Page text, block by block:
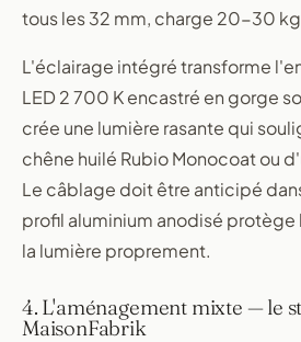
tous les 32 mm, charge 20-30
L'éclairage intégré transforme
LED 2 700 K encastré en gorge
crée une lumière rasante qui
chêne huilé Rubio Monocoat ou
Le câblage doit être anticipé
profil aluminium anodisé protège
la lumière proprement.
4. L'aménagement mixte — le
MaisonFabrik